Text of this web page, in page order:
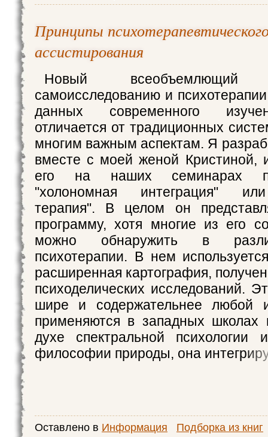
Принципы
ассистирования
Новый
самоисследованию и
данных современного
отличается от традиционных
многим важным аспектам. Я
вместе с моей женой
его на наших семинарах
"холономная интеграция"
терапия". В целом он
программу, хотя многие из его
можно обнаружить в
психотерапии. В нем
расширенная картография,
психоделических исследований.
шире и содержательнее любой
применяются в западных школах
духе спектральной психологии
философии природы, она
Оставлено в Информация Подборка из книг